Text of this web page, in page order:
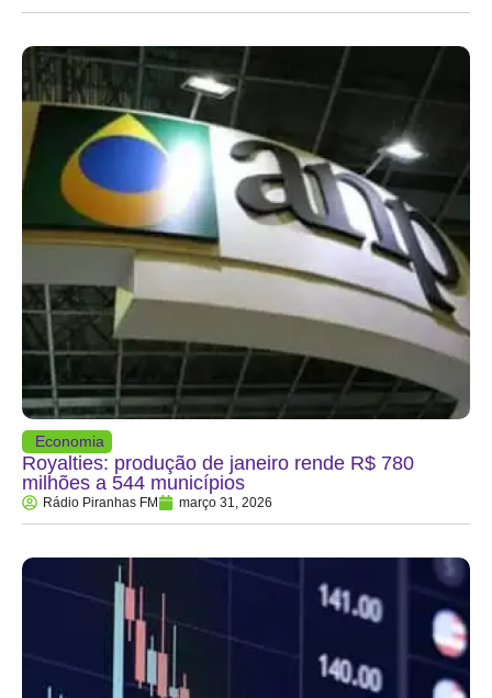
Economia
Royalties: produção de janeiro rende R$ 780
milhões a 544 municípios
Rádio Piranhas FM março 31, 2026